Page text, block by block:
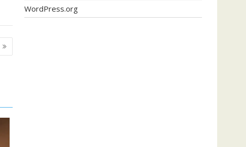
WordPress.org